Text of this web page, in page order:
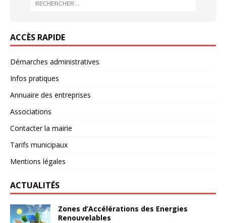
ACCÈS RAPIDE
Démarches administratives
Infos pratiques
Annuaire des entreprises
Associations
Contacter la mairie
Tarifs municipaux
Mentions légales
ACTUALITÉS
Zones d’Accélérations des Energies
Renouvelables